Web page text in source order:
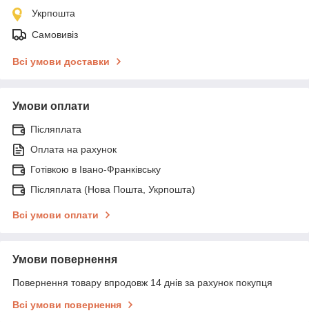
Укрпошта
Самовивіз
Всі умови доставки
Умови оплати
Післяплата
Оплата на рахунок
Готівкою в Івано-Франківську
Післяплата (Нова Пошта, Укрпошта)
Всі умови оплати
Умови повернення
Повернення товару впродовж 14 днів за рахунок покупця
Всі умови повернення